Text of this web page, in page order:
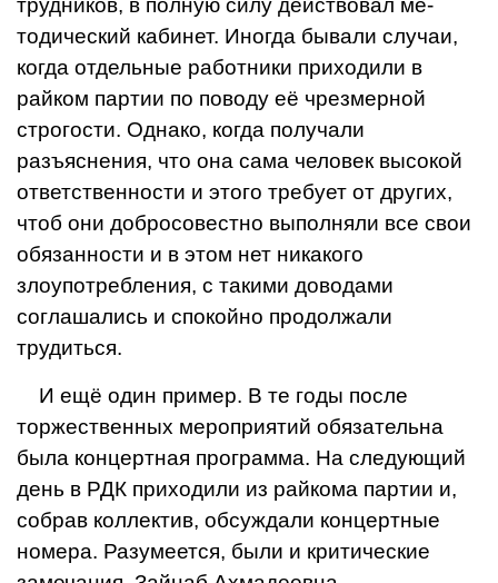
трудников, в полную силу действовал ме­
тодический кабинет. Иногда бывали слу­чаи,
когда отдельные работники прихо­дили в
райком партии по поводу её чрез­мерной
строгости. Однако, когда получали
разъяснения, что она сама человек вы­сокой
ответственности и этого требует от других,
чтоб они добросовестно выполня­ли все свои
обязанности и в этом нет ни­какого
злоупотребления, с такими довода­ми
соглашались и спокойно продолжали
трудиться.
И ещё один пример. В те годы после
торжественных мероприятий обязатель­на
была концертная программа. На сле­дующий
день в РДК приходили из райко­ма партии и,
собрав коллектив, обсужда­ли концертные
номера. Разумеется, были и критические